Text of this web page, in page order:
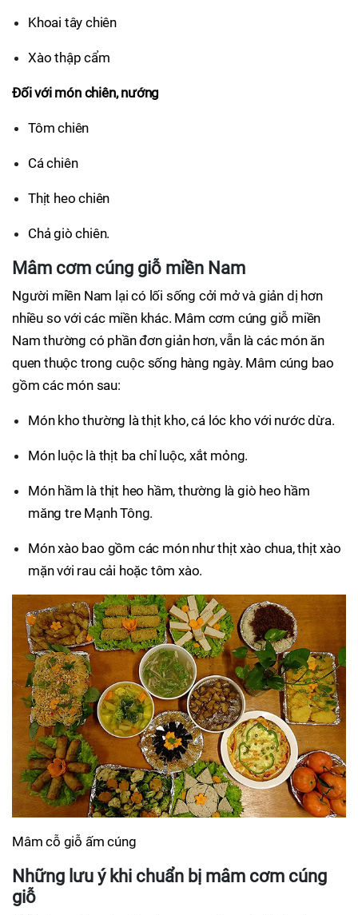
Khoai tây chiên
Xào thập cẩm
Đối với món chiên, nướng
Tôm chiên
Cá chiên
Thịt heo chiên
Chả giò chiên.
Mâm cơm cúng giỗ miền Nam
Người miền Nam lại có lối sống cởi mở và giản dị hơn
nhiều so với các miền khác. Mâm cơm cúng giỗ miền
Nam thường có phần đơn giản hơn, vẫn là các món ăn
quen thuộc trong cuộc sống hàng ngày. Mâm cúng bao
gồm các món sau:
Món kho thường là thịt kho, cá lóc kho với nước dừa.
Món luộc là thịt ba chỉ luộc, xắt mỏng.
Món hầm là thịt heo hầm, thường là giò heo hầm
măng tre Mạnh Tông.
Món xào bao gồm các món như thịt xào chua, thịt xào
mặn với rau cải hoặc tôm xào.
Mâm cỗ giỗ ấm cúng
Những lưu ý khi chuẩn bị mâm cơm cúng
giỗ